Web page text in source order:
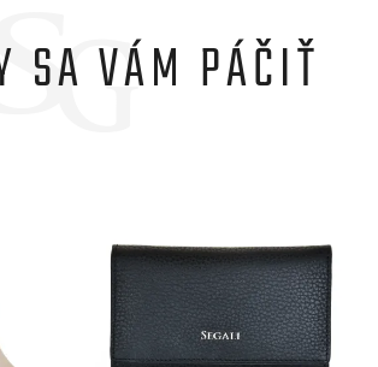
SA VÁM PÁČIŤ